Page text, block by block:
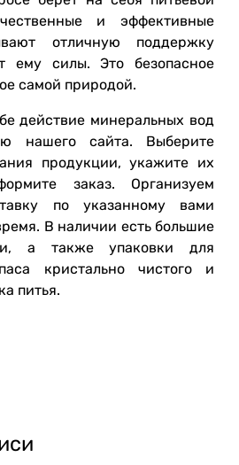
и эффективные
отличную поддержку
ему силы. Это безопасное
самой природой.
действие минеральных вод
нашего сайта. Выберите
продукции, укажите их
заказ. Организуем
по указанному вами
В наличии есть большие
а также упаковки для
кристально чистого и
питья.